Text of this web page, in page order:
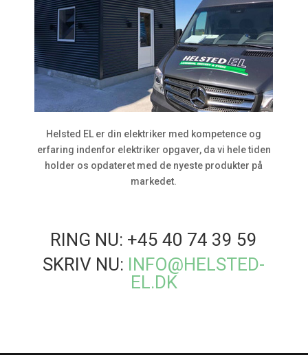
Helsted EL er din elektriker med kompetence og
erfaring indenfor elektriker opgaver, da vi hele tiden
holder os opdateret med de nyeste produkter på
markedet.
RING NU: +45 40 74 39 59
SKRIV NU: INFO@HELSTED-
EL.DK